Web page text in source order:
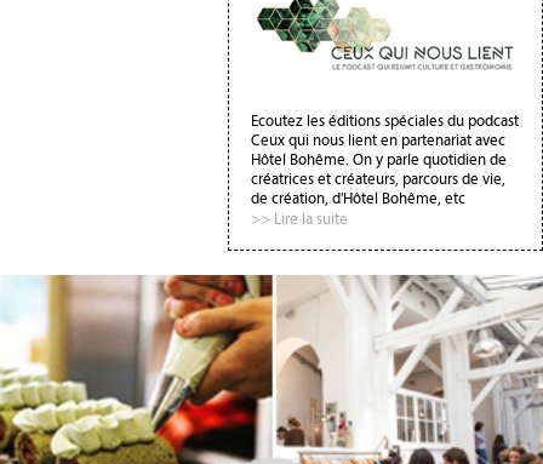
Ecoutez les éditions spéciales du podcast
Ceux qui nous lient en partenariat avec
Hôtel Bohême. On y parle quotidien de
créatrices et créateurs, parcours de vie,
de création, d'Hôtel Bohême, etc
>> Lire la suite